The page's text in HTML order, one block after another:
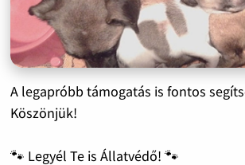
A legapróbb támogatás is fontos
Köszönjük!
🐾 Legyél Te is Állatvédő! 🐾